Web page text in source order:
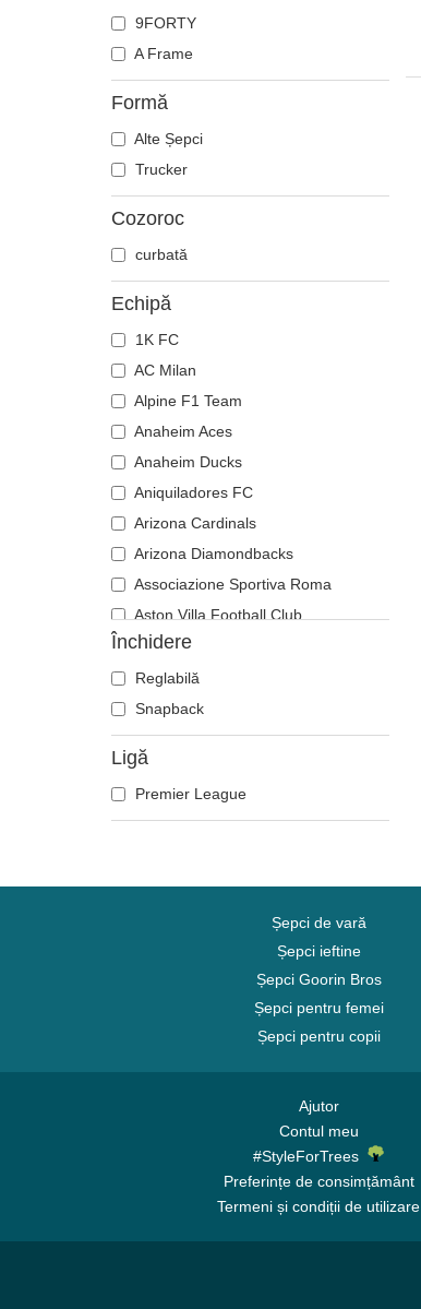
9FORTY
A Frame
Formă
Alte Șepci
Trucker
Cozoroc
curbată
Echipă
1K FC
AC Milan
Alpine F1 Team
Anaheim Aces
Anaheim Ducks
Aniquiladores FC
Arizona Cardinals
Arizona Diamondbacks
Associazione Sportiva Roma
Aston Villa Football Club
Atlanta Braves
Atlanta Falcons
Boston Bruins
Boston Celtics
Boston Red Sox
Brooklyn Nets
Chicago Bears
Chicago Blackhawks
Chicago White Sox
Cincinnati Bengals
Închidere
Reglabilă
Snapback
Ligă
Premier League
Șepci de vară
Șepci ieftine
Șepci Goorin Bros
Șepci pentru femei
Șepci pentru copii
Ajutor
Contul meu
#StyleForTrees
Preferințe de consimțământ
Termeni și condiții de utilizare